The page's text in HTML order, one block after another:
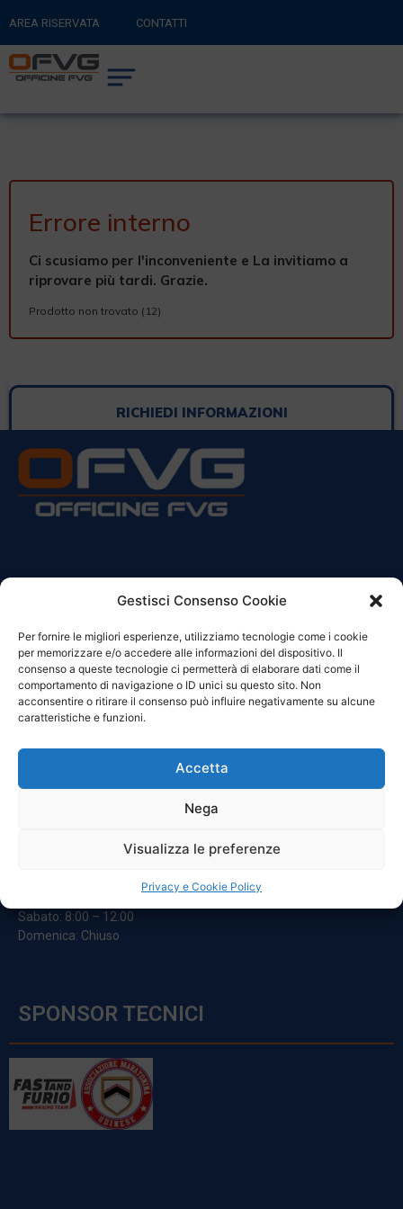
Gestisci Consenso Cookie
Per fornire le migliori esperienze, utilizziamo tecnologie come i cookie
per memorizzare e/o accedere alle informazioni del dispositivo. Il
consenso a queste tecnologie ci permetterà di elaborare dati come il
comportamento di navigazione o ID unici su questo sito. Non
acconsentire o ritirare il consenso può influire negativamente su alcune
caratteristiche e funzioni.
Accetta
Nega
Visualizza le preferenze
Privacy e Cookie Policy
AREA RISERVATA CONTATTI
RITORNA AL SITO PRINCIPALE
CARRELLO
Errore interno
Ci scusiamo per l'inconveniente e La invitiamo a
riprovare più tardi. Grazie.
Prodotto non trovato (12)
RICHIEDI INFORMAZIONI
Sede Legale:
Via Principe Di Udine 144
33030 Campoformido (Ud)
clienti@officinefvg.it
posta@officinefvgpec.It
Sabato: 8:00 – 12:00
Domenica: Chiuso
SPONSOR TECNICI